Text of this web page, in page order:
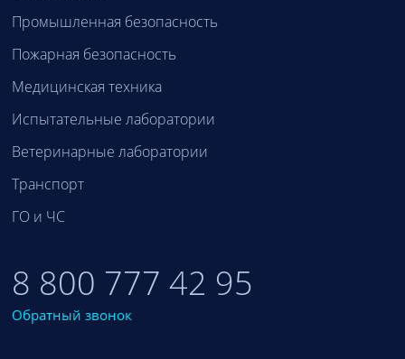
Промышленная безопасность
Пожарная безопасность
Медицинская техника
Испытательные лаборатории
Ветеринарные лаборатории
Транспорт
ГО и ЧС
8 800 777 42 95
Обратный звонок